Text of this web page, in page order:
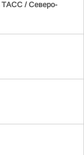
ТАСС / Северо-